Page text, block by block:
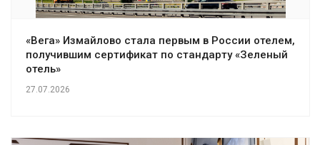
«Вега» Измайлово стала первым в России отелем,
получившим сертификат по стандарту «Зеленый
отель»
27.07.2026